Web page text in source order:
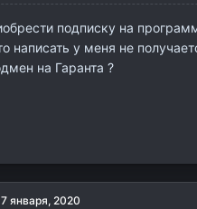
подписку на
написать у меня не
на Гаранта ?
января, 2020